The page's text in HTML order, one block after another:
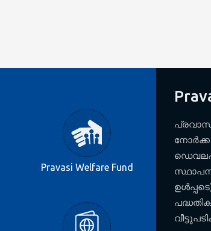
Pravasi Welfare Fund
നോര്‍ക്ക